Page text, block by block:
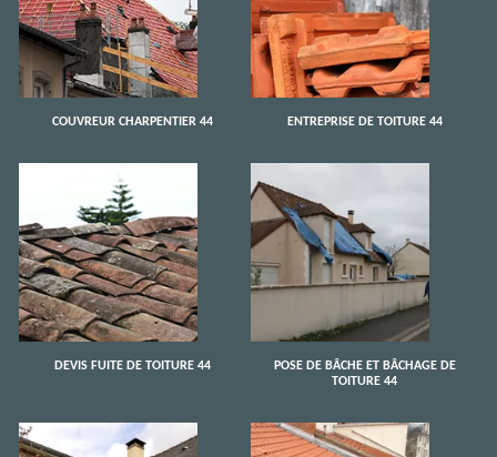
COUVREUR CHARPENTIER 44 ENTREPRISE DE TOITURE 44
DEVIS FUITE DE TOITURE 44
POSE DE BÂCHE ET BÂCHAGE DE
TOITURE 44